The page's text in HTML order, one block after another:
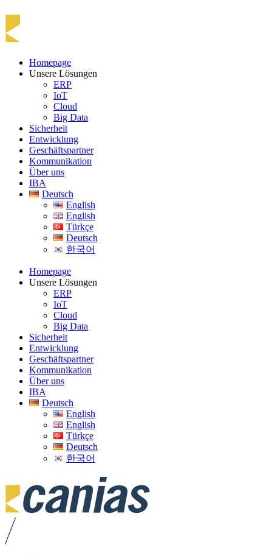
Homepage
Unsere Lösungen
ERP
IoT
Cloud
Big Data
Sicherheit
Entwicklung
Geschäftspartner
Kommunikation
Über uns
IBA
Deutsch
English
English
Türkçe
Deutsch
한국어
Homepage
Unsere Lösungen
ERP
IoT
Cloud
Big Data
Sicherheit
Entwicklung
Geschäftspartner
Kommunikation
Über uns
IBA
Deutsch
English
English
Türkçe
Deutsch
한국어